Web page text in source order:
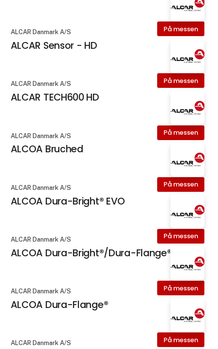
På messen
ALCAR Danmark A/S
ALCAR Sensor - HD
På messen
ALCAR Danmark A/S
ALCAR TECH600 HD
På messen
ALCAR Danmark A/S
ALCOA Bruched
På messen
ALCAR Danmark A/S
ALCOA Dura-Bright® EVO
På messen
ALCAR Danmark A/S
ALCOA Dura-Bright®/Dura-Flange®
På messen
ALCAR Danmark A/S
ALCOA Dura-Flange®
På messen
ALCAR Danmark A/S